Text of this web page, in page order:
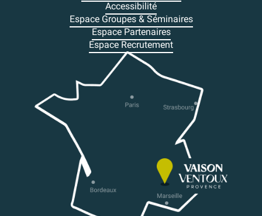
Accessibilité
Espace Groupes & Séminaires
Espace Partenaires
Espace Recrutement